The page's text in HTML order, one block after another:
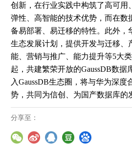
创新，在行业实践中构筑了高可用
弹性、高智能的技术优势，而在数
备易部署、易迁移的特性。此外，
生态发展计划，提供开发与迁移、
能、营销与推广、能力提升等5大
起，共建繁荣开放的GaussDB数据
入GaussDB生态圈，将与华为深
势，共同为信创、为国产数据库的
分享至：